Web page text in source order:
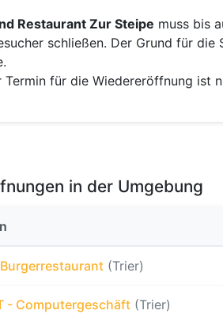
Restaurant Zur Steipe muss bis
schließen. Der Grund für
Termin für die Wiedereröffnung ist
in der Umgebung
(Trier)
- Computergeschäft (Trier)